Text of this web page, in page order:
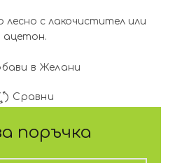
лесно с лакочистител или
ацетон.
в Желани
Сравни
поръчка